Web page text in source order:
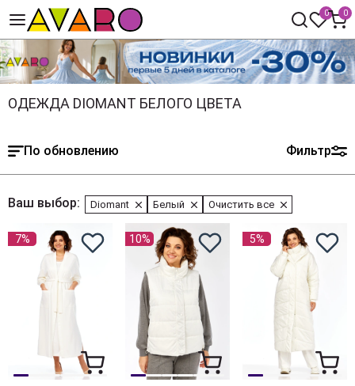
0 0
ОДЕЖДА DIOMANT БЕЛОГО ЦВЕТА
По обновлению Фильтр
Ваш выбор: Diomant Белый Очистить все
7% 10% 5%